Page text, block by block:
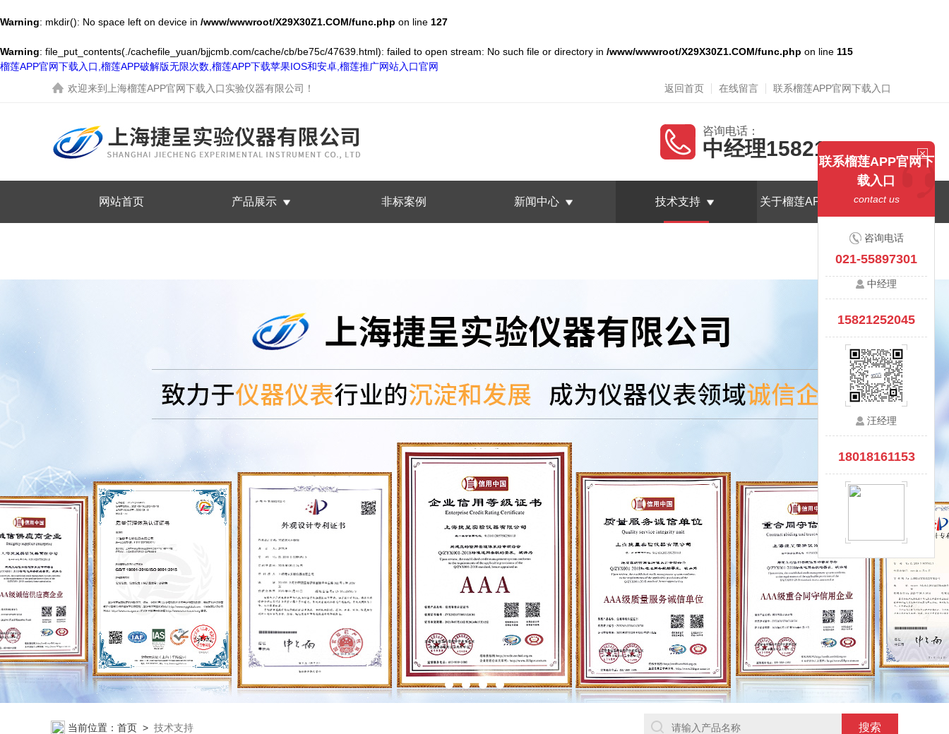
Warning: mkdir(): No space left on device in /www/wwwroot/X29X30Z1.COM/func.php on line 127
Warning: file_put_contents(./cachefile_yuan/bjjcmb.com/cache/cb/be75c/47639.html): failed to open stream: No such file or directory in /www/wwwroot/X29X30Z1.COM/func.php on line 115
榴莲APP官网下载入口,榴莲APP破解版无限次数,榴莲APP下载苹果IOS和安卓,榴莲推广网站入口官网
欢迎来到
上海榴莲APP官网下载入口实验仪器有限公司 ！ 返回首页 在线留言 联系榴莲APP官网下载入口
咨询电话：
中经理15821252045
网站首页 产品展示 非标案例 新闻中心 技术支持 关于榴莲APP官网下载入口
当前位置： 首页 > 技术支持
联系榴莲APP官网下
载入口
contact us
咨询电话
021-55897301
中经理
15821252045
汪经理
18018161153